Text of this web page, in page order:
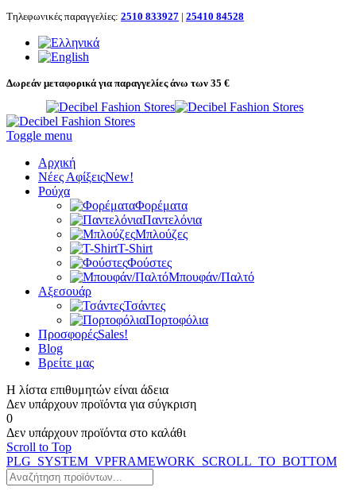
Τηλεφωνικές παραγγελίες: 2510 833927 | 25410 84528
Δωρεάν μεταφορικά για παραγγελίες άνω των 35 €
Toggle menu
Αρχική
Νέες ΑφίξειςNew!
Ρούχα
Φορέματα
Παντελόνια
Μπλούζες
T-Shirt
Φούστες
Μπουφάν/Παλτό
Αξεσουάρ
Τσάντες
Πορτοφόλια
ΠροσφορέςSales!
Blog
Βρείτε μας
Η λίστα επιθυμητών είναι άδεια
Δεν υπάρχουν προϊόντα για σύγκριση
0
Δεν υπάρχουν προϊόντα στο καλάθι
Scroll to Top
PLG_SYSTEM_VPFRAMEWORK_SCROLL_TO_BOTTOM